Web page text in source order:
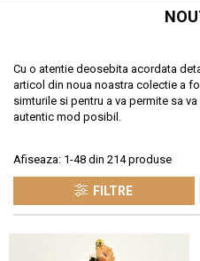
Accesorii
Lenjerii tematice
Signature Style
Summer Breeze
Cu o atentie deosebita acordata
articol din noua noastra colectie a
simturile si pentru a va permite sa
autentic mod posibil.
Afiseaza: 1-48 din 214 produse
FILTRE